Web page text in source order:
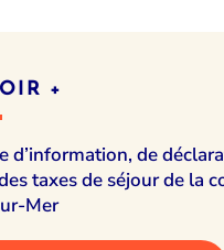
+
d’information, de
taxes de séjour de la
Mer